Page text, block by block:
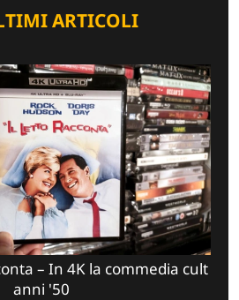
ARTICOLI
– In 4K la commedia cult
anni '50